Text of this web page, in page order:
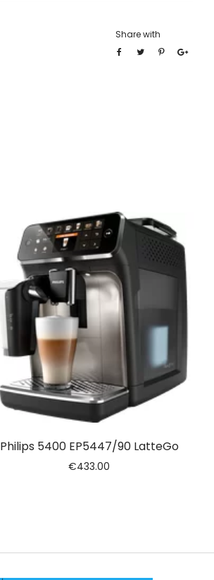
Share with
Philips 5400 EP5447/90 LatteGo
€433.00